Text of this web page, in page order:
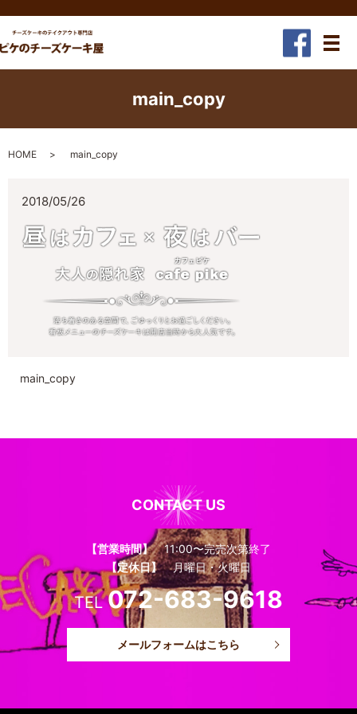
メ
main_copy
HOME main_copy
2018/05/26
main_copy
CONTACT US
【営業時間】11:00〜完売次第終了
【定休日】月曜日・火曜日
TEL072-683-9618
メールフォームはこちら